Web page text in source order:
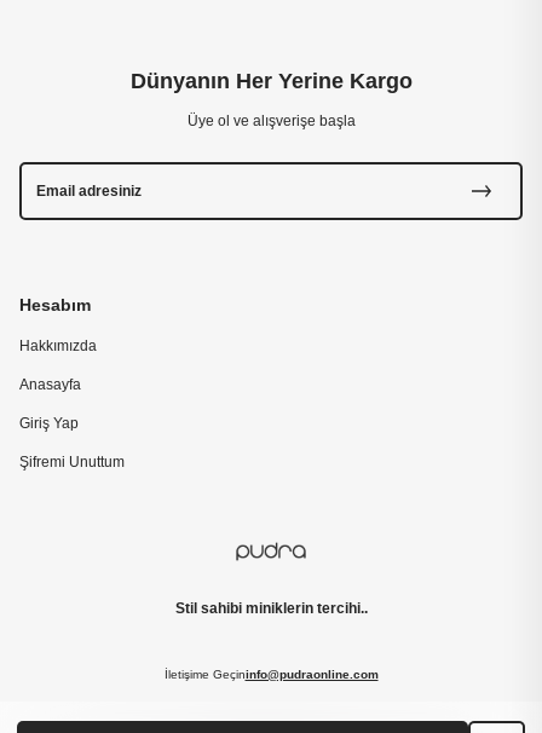
Stil sahibi miniklerin tercihi..
İletişime Geçininfo@pudraonline.com
Hesabım
Hakkımızda
Anasayfa
Giriş Yap
Şifremi Unuttum
Dünyanın Her Yerine Kargo
Üye ol ve alışverişe başla